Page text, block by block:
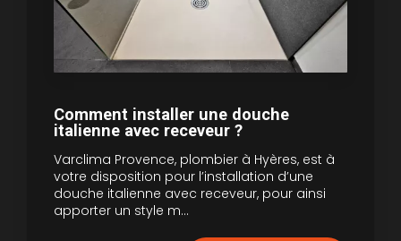
Comment installer une douche
italienne avec receveur ?
Varclima Provence, plombier à Hyères, est à
votre disposition pour l’installation d’une
douche italienne avec receveur, pour ainsi
apporter un style m...